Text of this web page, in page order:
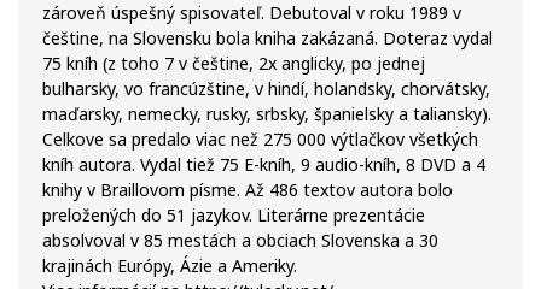
zároveň úspešný spisovateľ. Debutoval v roku 1989 v
češtine, na Slovensku bola kniha zakázaná. Doteraz vydal
75 kníh (z toho 7 v češtine, 2x anglicky, po jednej
bulharsky, vo francúzštine, v hindí, holandsky, chorvátsky,
maďarsky, nemecky, rusky, srbsky, španielsky a taliansky).
Celkove sa predalo viac než 275 000 výtlačkov všetkých
kníh autora. Vydal tiež 75 E-kníh, 9 audio-kníh, 8 DVD a 4
knihy v Braillovom písme. Až 486 textov autora bolo
preložených do 51 jazykov. Literárne prezentácie
absolvoval v 85 mestách a obciach Slovenska a 30
krajinách Európy, Ázie a Ameriky.